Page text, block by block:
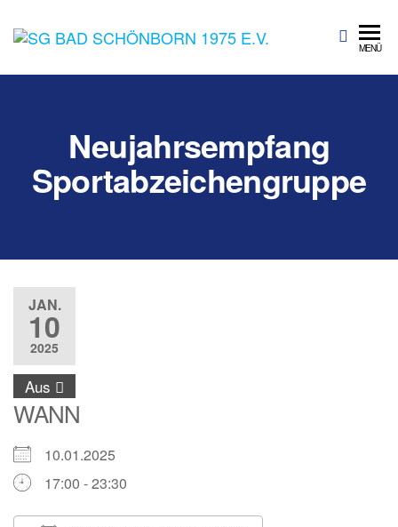
SG Bad
Sportgemeinschaft
MENÜ
Neujahrsempfang
Sportabzeichengruppe
JAN.
10
2025
Aus
WANN
10.01.2025
17:00 - 23:30